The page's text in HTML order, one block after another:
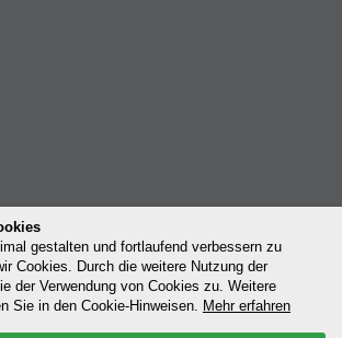
gestalten und fortlaufend verbessern zu
Cookies. Durch die weitere Nutzung der
der Verwendung von Cookies zu. Weitere
Sie in den Cookie-Hinweisen. Mehr erfahren